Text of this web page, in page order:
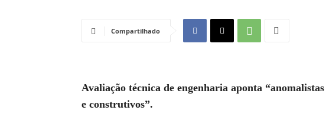
Compartilhado
Avaliação técnica de engenharia aponta
e construtivos”.